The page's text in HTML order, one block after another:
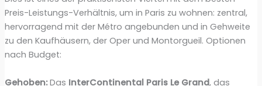
Preis-Leistungs-Verhältnis, um in Paris zu wohnen: zentral,
hervorragend mit der Métro angebunden und in Gehweite
zu den Kaufhäusern, der Oper und Montorgueil. Optionen
nach Budget:
Gehoben:Das InterContinental Paris Le Grand, das